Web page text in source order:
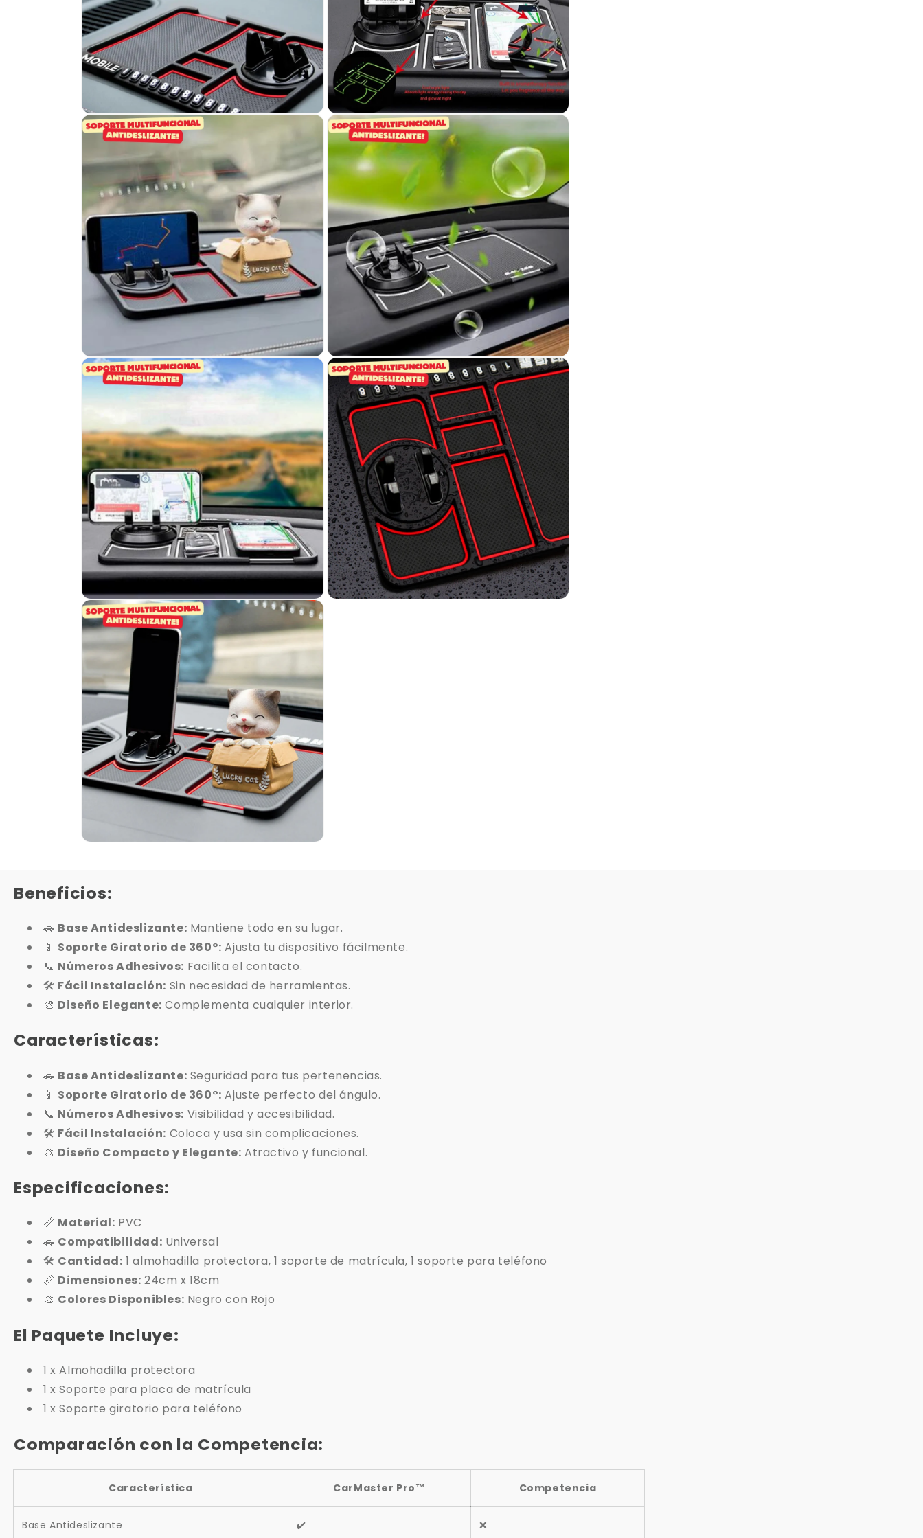
Beneficios:
🚗 Base Antideslizante: Mantiene todo en su lugar.
📱 Soporte Giratorio de 360°: Ajusta tu dispositivo fácilmente.
📞 Números Adhesivos: Facilita el contacto.
🛠️ Fácil Instalación: Sin necesidad de herramientas.
🎨 Diseño Elegante: Complementa cualquier interior.
Características:
🚗 Base Antideslizante: Seguridad para tus pertenencias.
📱 Soporte Giratorio de 360°: Ajuste perfecto del ángulo.
📞 Números Adhesivos: Visibilidad y accesibilidad.
🛠️ Fácil Instalación: Coloca y usa sin complicaciones.
🎨 Diseño Compacto y Elegante: Atractivo y funcional.
Especificaciones:
📏 Material: PVC
🚗 Compatibilidad: Universal
🛠️ Cantidad: 1 almohadilla protectora, 1 soporte de matrícula, 1 soporte para teléfono
📏 Dimensiones: 24cm x 18cm
🎨 Colores Disponibles: Negro con Rojo
El Paquete Incluye:
1 x Almohadilla protectora
1 x Soporte para placa de matrícula
1 x Soporte giratorio para teléfono
Comparación con la Competencia:
Característica CarMaster Pro™ Competencia
Base Antideslizante ✔️ ❌